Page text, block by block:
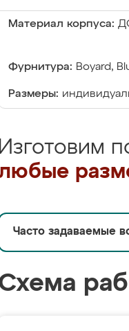
Материал корпуса:
Фурнитура: Boyard,
Размеры:
Изготовим
Часто задаваемые